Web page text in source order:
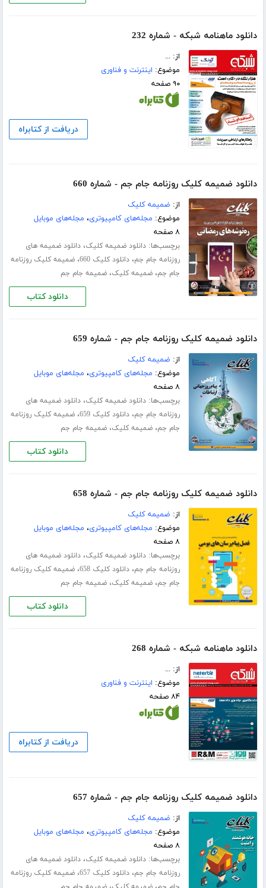
دانلود ماهنامه شبکه - شماره 232
از: ...
موضوع: اینترنت و فناوری
۹۰ صفحه
دریافت از کتابراه
دانلود ضمیمه کلیک روزنامه جام جم - شماره 660
از: ضمیمه کلیک
موضوع: مجله‌های کامپیوتری، مجله‌های موبایل
۸ صفحه
برچسب‌ها:دانلود ضمیمه کلیک،دانلود ضمیمه های
روزنامه جام جم،دانلود کلیک 660 ،ضمیمه کلیک روزنامه
جام جم،ضمیمه کلیک،ضمیمه جام جم
دانلود کتاب
دانلود ضمیمه کلیک روزنامه جام جم - شماره 659
از: ضمیمه کلیک
موضوع: مجله‌های کامپیوتری، مجله‌های موبایل
۸ صفحه
برچسب‌ها:دانلود ضمیمه کلیک،دانلود ضمیمه های
روزنامه جام جم،دانلود کلیک 659 ،ضمیمه کلیک روزنامه
جام جم،ضمیمه کلیک،ضمیمه جام جم
دانلود کتاب
دانلود ضمیمه کلیک روزنامه جام جم - شماره 658
از: ضمیمه کلیک
موضوع: مجله‌های کامپیوتری، مجله‌های موبایل
۸ صفحه
برچسب‌ها:دانلود ضمیمه کلیک،دانلود ضمیمه های
روزنامه جام جم،دانلود کلیک 658 ،ضمیمه کلیک روزنامه
جام جم،ضمیمه کلیک،ضمیمه جام جم
دانلود کتاب
دانلود ماهنامه شبکه - شماره 268
از: ...
موضوع: اینترنت و فناوری
۸۴ صفحه
دریافت از کتابراه
دانلود ضمیمه کلیک روزنامه جام جم - شماره 657
از: ضمیمه کلیک
موضوع: مجله‌های کامپیوتری، مجله‌های موبایل
۸ صفحه
برچسب‌ها:دانلود ضمیمه کلیک،دانلود ضمیمه های
روزنامه جام جم،دانلود کلیک 657 ،ضمیمه کلیک روزنامه